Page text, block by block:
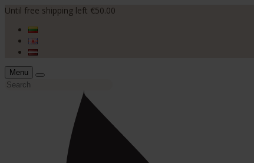
Until free shipping left €50.00
Menu